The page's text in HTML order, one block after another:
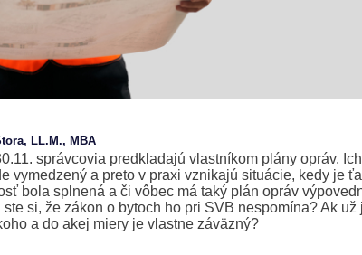
LL.M., MBA
správcovia predkladajú vlastníkom plány opráv. Ich
vymedzený a preto v praxi vznikajú situácie, kedy je
bola splnená a či vôbec má taký plán opráv
ste si, že zákon o bytoch ho pri SVB nespomína? Ak už
a do akej miery je vlastne záväzný?